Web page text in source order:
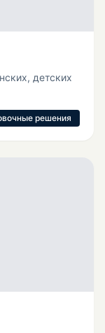
детских
решения